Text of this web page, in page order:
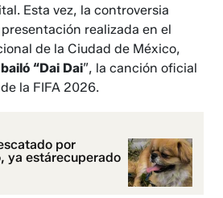
Esta vez, la controversia
realizada en el
de la Ciudad de México,
“Dai Dai”, la canción oficial
la FIFA 2026.
por
ya estárecuperado